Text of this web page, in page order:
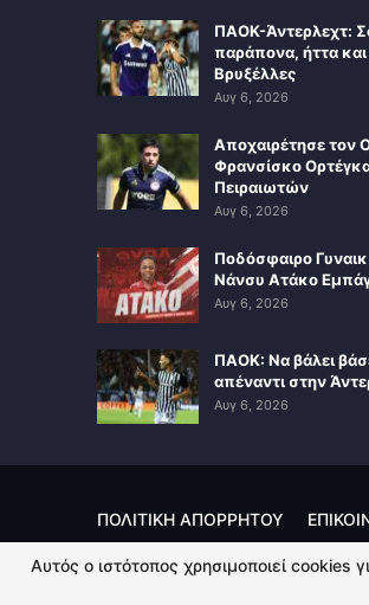
ΠΑΟΚ-Άντερλεχτ:
παράπονα, ήττα
Βρυξέλλες
Αυγ 6, 2026
Αποχαιρέτησε τον
Φρανσίσκο
Πειραιωτών
Αυγ 6, 2026
Ποδόσφαιρο
Νάνσυ Ατάκο
Αυγ 6, 2026
ΠΑΟΚ: Να βάλει
απέναντι στην
Αυγ 6, 2026
ΠΟΛΙΤΙΚΗ ΑΠΟΡΡΗΤΟΥ
© 2026 - Kingsport.gr. All Rights
Αυτός ο ιστότοπος χρησιμοποιεί cookies